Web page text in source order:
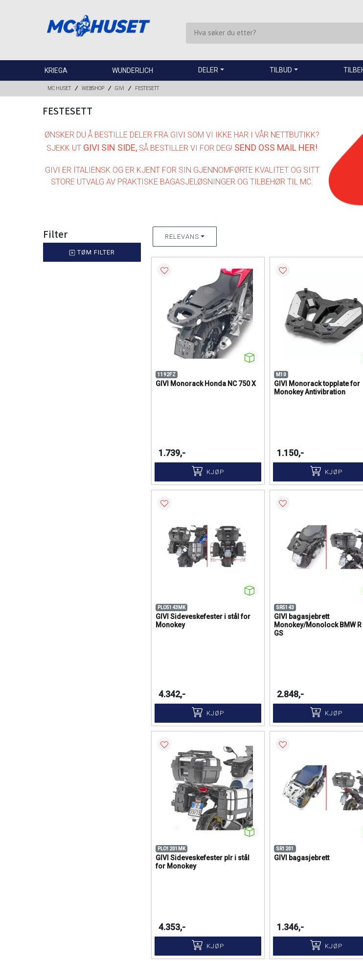
KRIEGA WUNDERLICH DELER TILBUD
MC HUSET WEBSHOP GIVI FESTESETT
FESTESETT
ØNSKER DU Å BESTILLE DELER FRA GIVI SOM VI IKKE HAR I VÅR NETTBUTIKK?
SJEKK UT GIVI SIN SIDE, SÅ BESTILLER VI FOR DEG! SEND OSS MAIL HER!
GIVI ER ITALIENSK OG ER KJENT FOR SIN GJENNOMFØRTE KVALITET OG SITT
STORE UTVALG AV PRAKTISKE BAGASJELØSNINGER OG TILBEHØR TIL MC.
Filter
TØM FILTER
RELEVANS
1192FZ
GIVI Monorack Honda NC 750 X
1.739,-
KJØP
M10
GIVI Monorack topplate for
Monokey Antivibration
1.150,-
KJØP
PLO5143MK
GIVI Sideveskefester i stål for
Monokey
4.342,-
KJØP
SR5143
GIVI bagasjebrett
Monokey/Monolock BMW R
GS
2.848,-
KJØP
PLO1201MK
GIVI Sideveskefester plr i stål
for Monokey
4.353,-
KJØP
SR1201
GIVI bagasjebrett
1.346,-
KJØP